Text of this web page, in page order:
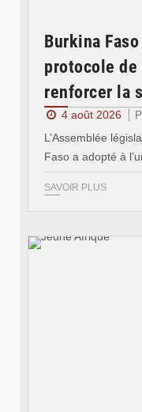
Burkina
protocole
renforcer la
4 août 2026
L’Assemblée
Faso a adopté à
SAVOIR PLUS